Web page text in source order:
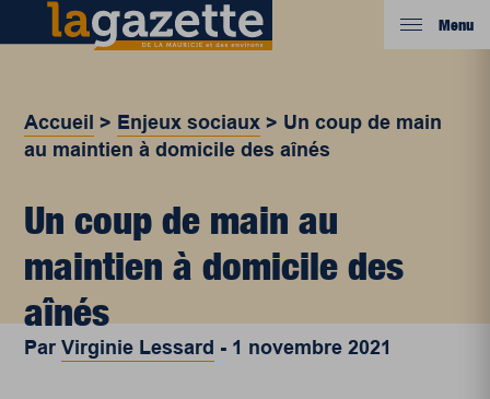
Menu
Accueil > Enjeux sociaux > Un coup de main
au maintien à domicile des aînés
Un coup de main au
maintien à domicile des
aînés
ParVirginie Lessard - 1 novembre 2021